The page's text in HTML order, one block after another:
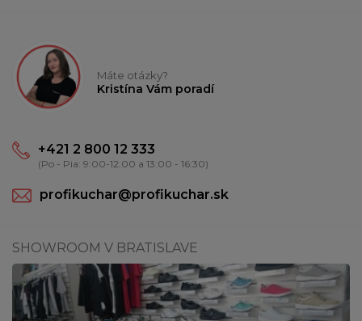
Máte otázky?
Kristína Vám poradí
+421 2 800 12 333
(Po - Pia: 9:00-12:00 a 13:00 - 16:30)
profikuchar@profikuchar.sk
SHOWROOM V BRATISLAVE